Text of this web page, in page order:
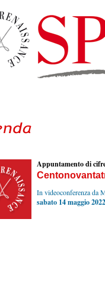
Appuntamento di
In videoconferenza da
sabato 14 maggio 2022